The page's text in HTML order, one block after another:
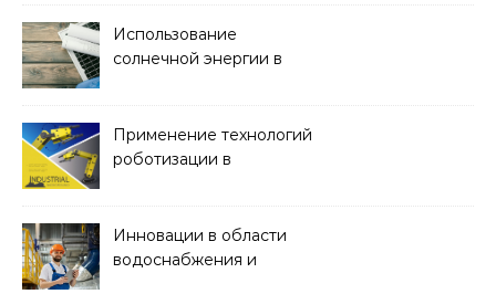
Использование
солнечной энергии в
Применение технологий
роботизации в
Инновации в области
водоснабжения и